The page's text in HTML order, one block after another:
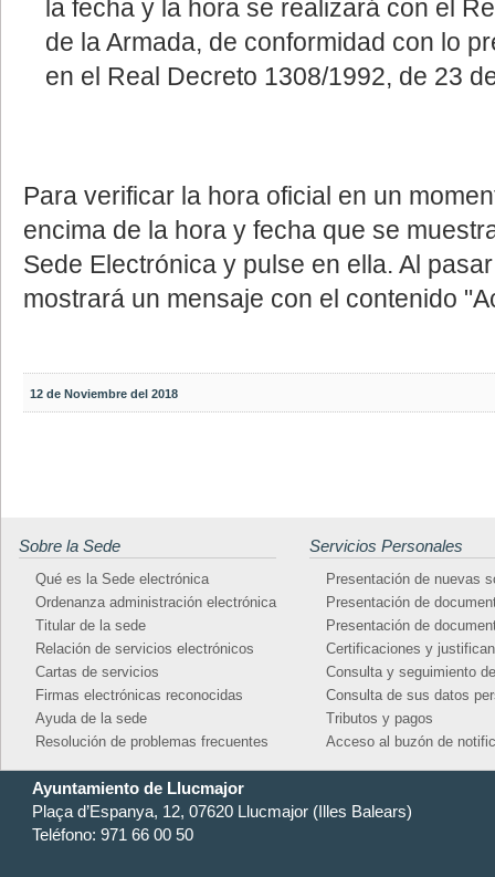
la fecha y la hora se realizará con el
de la Armada, de conformidad con lo
en el Real Decreto 1308/1992, de 23
Para verificar la hora oficial en un
encima de la hora y fecha que se
Sede Electrónica y pulse en ella. Al
mostrará un mensaje con el contenido
12 de Noviembre del 2018
Sobre la Sede
Qué es la Sede electrónica
Ordenanza administración electrónica
Titular de la sede
Relación de servicios electrónicos
Cartas de servicios
Firmas electrónicas reconocidas
Ayuda de la sede
Resolución de problemas frecuentes
Servicios Personales
Presentación de nuevas
Presentación de
Presentación de
Certificaciones y
Consulta y seguimiento
Consulta de sus datos
Tributos y pagos
Acceso al buzón de
Ayuntamiento de Llucmajor
Plaça d’Espanya, 12, 07620 Llucmajor (Illes Balears)
Teléfono: 971 66 00 50